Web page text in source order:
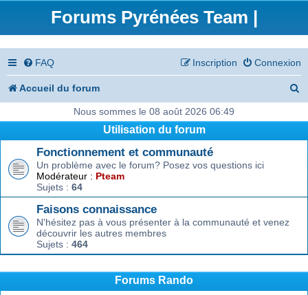
Forums Pyrénées Team |
FAQ Connexion
Inscription
Accueil du forum
e
Nous sommes le 08 août 2026 06:49
Utilisation du forum
Fonctionnement et communauté
Un problème avec le forum? Posez vos questions ici
Modérateur : Pteam
Sujets : 64
Faisons connaissance
N'hésitez pas à vous présenter à la communauté et venez
découvrir les autres membres
Sujets : 464
Forums Rando